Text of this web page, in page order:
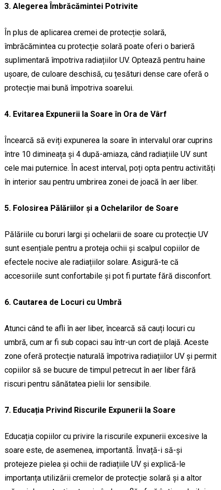
3. Alegerea Îmbrăcămintei Potrivite
În plus de aplicarea cremei de protecție solară,
îmbrăcămintea cu protecție solară poate oferi o barieră
suplimentară împotriva radiațiilor UV. Optează pentru haine
ușoare, de culoare deschisă, cu țesături dense care oferă o
protecție mai bună împotriva soarelui.
4. Evitarea Expunerii la Soare în Ora de Vârf
Încearcă să eviți expunerea la soare în intervalul orar cuprins
între 10 dimineața și 4 după-amiaza, când radiațiile UV sunt
cele mai puternice. În acest interval, poți opta pentru activități
în interior sau pentru umbrirea zonei de joacă în aer liber.
5. Folosirea Pălăriilor și a Ochelarilor de Soare
Pălăriile cu boruri largi și ochelarii de soare cu protecție UV
sunt esențiale pentru a proteja ochii și scalpul copiilor de
efectele nocive ale radiațiilor solare. Asigură-te că
accesoriile sunt confortabile și pot fi purtate fără disconfort.
6. Cautarea de Locuri cu Umbră
Atunci când te afli în aer liber, încearcă să cauți locuri cu
umbră, cum ar fi sub copaci sau într-un cort de plajă. Aceste
zone oferă protecție naturală împotriva radiațiilor UV și permit
copiilor să se bucure de timpul petrecut în aer liber fără
riscuri pentru sănătatea pielii lor sensibile.
7. Educația Privind Riscurile Expunerii la Soare
Educația copiilor cu privire la riscurile expunerii excesive la
soare este, de asemenea, importantă. Învață-i să-și
protejeze pielea și ochii de radiațiile UV și explică-le
importanța utilizării cremelor de protecție solară și a altor